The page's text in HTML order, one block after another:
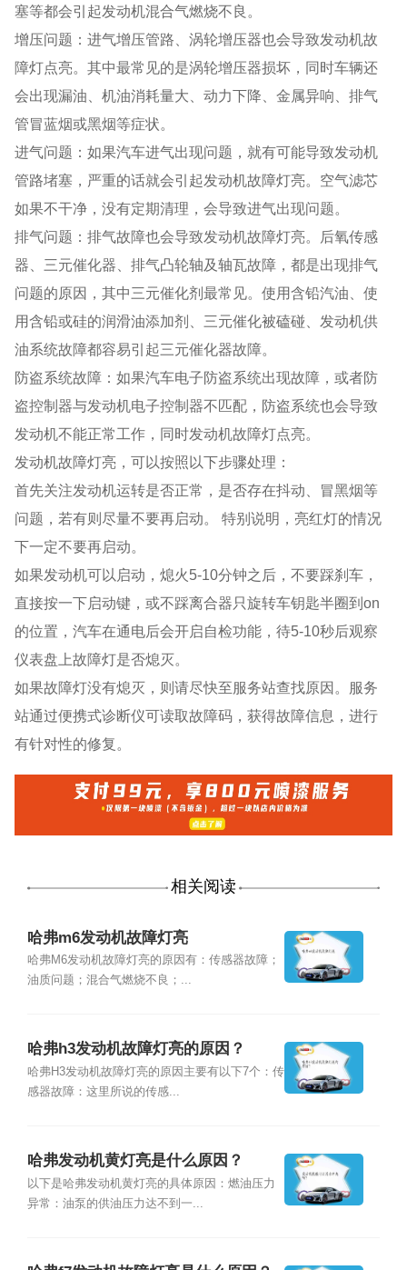
塞等都会引起发动机混合气燃烧不良。
增压问题：进气增压管路、涡轮增压器也会导致发动机故
障灯点亮。其中最常见的是涡轮增压器损坏，同时车辆还
会出现漏油、机油消耗量大、动力下降、金属异响、排气
管冒蓝烟或黑烟等症状。
进气问题：如果汽车进气出现问题，就有可能导致发动机
管路堵塞，严重的话就会引起发动机故障灯亮。空气滤芯
如果不干净，没有定期清理，会导致进气出现问题。
排气问题：排气故障也会导致发动机故障灯亮。后氧传感
器、三元催化器、排气凸轮轴及轴瓦故障，都是出现排气
问题的原因，其中三元催化剂最常见。使用含铅汽油、使
用含铅或硅的润滑油添加剂、三元催化被磕碰、发动机供
油系统故障都容易引起三元催化器故障。
防盗系统故障：如果汽车电子防盗系统出现故障，或者防
盗控制器与发动机电子控制器不匹配，防盗系统也会导致
发动机不能正常工作，同时发动机故障灯点亮。
发动机故障灯亮，可以按照以下步骤处理：
⾸先关注发动机运转是否正常，是否存在抖动、冒⿊烟等
问题，若有则尽量不要再启动。 特别说明，亮红灯的情况
下一定不要再启动。
如果发动机可以启动，熄⽕5-10分钟之后，不要踩刹⻋，
直接按⼀下启动键，或不踩离合器只旋转⻋钥匙半圈到on
的位置，汽⻋在通电后会开启⾃检功能，待5-10秒后观察
仪表盘上故障灯是否熄灭。
如果故障灯没有熄灭，则请尽快⾄服务站查找原因。服务
站通过便携式诊断仪可读取故障码，获得故障信息，进行
有针对性的修复。
相关阅读
哈弗m6发动机故障灯亮
哈弗M6发动机故障灯亮的原因有：传感器故障；
油质问题；混合气燃烧不良；...
哈弗h3发动机故障灯亮的原因？
哈弗H3发动机故障灯亮的原因主要有以下7个：传
感器故障：这里所说的传感...
哈弗发动机黄灯亮是什么原因？
以下是哈弗发动机黄灯亮的具体原因：燃油压力
异常：油泵的供油压力达不到一...